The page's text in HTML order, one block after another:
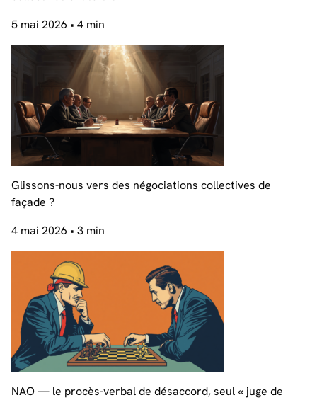
5 mai 2026 • 4 min
Glissons-nous vers des négociations collectives de
façade ?
4 mai 2026 • 3 min
NAO — le procès-verbal de désaccord, seul « juge de